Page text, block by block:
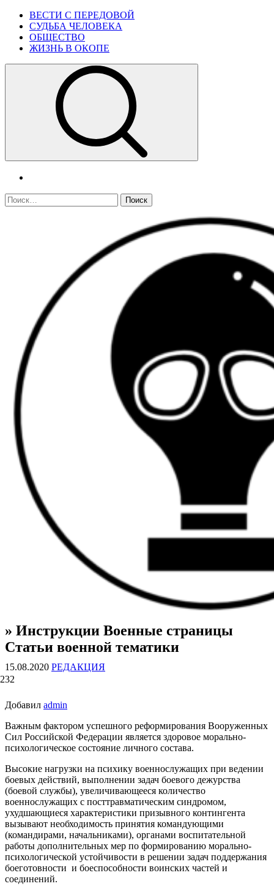
Skip
content
Primary
Menu
ВЕСТИ С ПЕРЕДОВОЙ
СУДЬБА ЧЕЛОВЕКА
ОБЩЕСТВО
ЖИЗНЬ В ОКОПЕ
Найти:
ВОЕННЫЕ СТРАНИЦЫ
СТАТЬИ ВОЕННОЙ ТЕМАТИКИ
» Инструкции Военные страницы
Статьи военной тематики
15.08.2020 РЕДАКЦИЯ
232
Добавил admin
Важным фактором успешного реформирования Вооруженных
Сил Российской Федерации является здоровое морально-
психологическое состояние личного состава.
Высокие нагрузки на психику военнослужащих при ведении
боевых действий, выполнении задач боевого дежурства
(боевой службы), увеличивающееся количество
военнослужащих с посттравматическим синдромом,
ухудшающиеся характеристики призывного контингента
вызывают необходимость принятия командующими
(командирами, начальниками), органами воспитательной
работы дополнительных мер по формированию морально-
психологической устойчивости в решении задач поддержания
боеготовности и боеспособности воинских частей и
соединений.